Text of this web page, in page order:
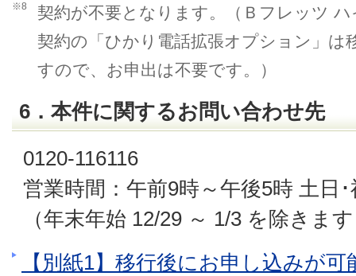
※8
契約が不要となります。（Ｂフレッツ
契約の「ひかり電話拡張オプション」は
すので、お申出は不要です。）
6．本件に関するお問い合わせ先
0120-116116
営業時間：午前9時～午後5時 土日
（年末年始 12/29 ～ 1/3 を除きま
【別紙1】移行後にお申し込みが